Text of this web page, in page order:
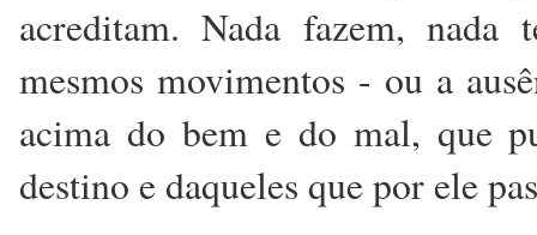
acreditam. Nada fazem,
mesmos movimentos - ou a
acima do bem e do mal, que
destino e daqueles que por ele